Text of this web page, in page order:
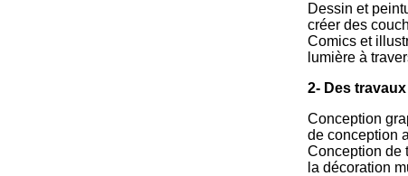
Dessin et
créer des
Comics et
lumière à
2- Des
Conception
de conception
Conception de
la décoration